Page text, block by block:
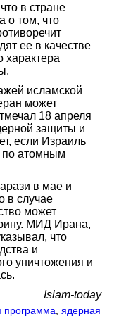
в стране
о том, что
ее в качестве
характера
исламской
может
18 апреля
защиты и
если Израиль
по атомным
в мае и
в случае
может
МИД Ирана,
что
и
уничтожения и
Islam-today
программа ядерная